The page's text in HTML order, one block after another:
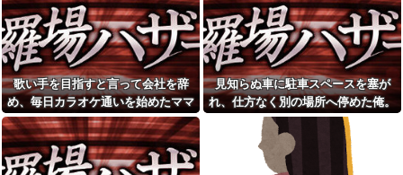
ATMで何度も入出金を繰り返
す人に声をかけた若い女性にモ
ヤっとする。若い人ってそんな
余裕ないのかな？
友達の家に遊びに行ったらア
ルバムに私の写真が飾ってあっ
た。しかも私が知らない写真
レストランで。夫婦「今日は
娘の誕生日なんです」店員
「少々お待ちください」→運ば
れてきた"あるもの"に思わず涙
がこぼれて…
周囲に〆られても反省しないウ
トに、とうとう後ろから抱きつ
かれて胸を掴まれた → 私は肘で
ウトの腹を思い切りどついて、○
玉あたりを蹴飛ばし…
【正論】彫り師YouTuber「刺
青タトゥー入れてる奴は全員バ
カです。偏見は正しい。すごい
民度低い」
【朗報】寺田心、週6ジム通い
で体重62kg→82kgに
wwwwwwww
歌い手を目指すと言って会社を辞
め、毎日カラオケ通いを始めたママ
友。嫌な予感は見事に当たってしま
い…
見知らぬ車に駐車スペースを塞が
れ、仕方なく別の場所へ停めた俺。
気づけばパトカーまで来る騒ぎにな
って…